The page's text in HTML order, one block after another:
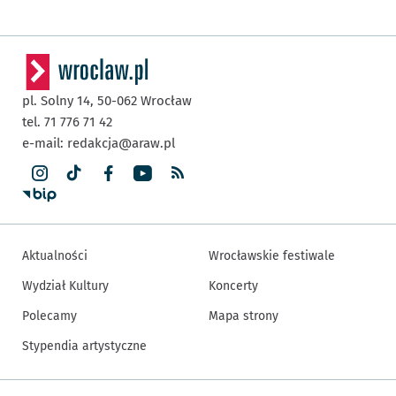
pl. Solny 14, 50-062 Wrocław
tel. 71 776 71 42
e-mail: redakcja@araw.pl
Aktualności
Wydział Kultury
Polecamy
Stypendia artystyczne
Wrocławskie festiwale
Koncerty
Mapa strony